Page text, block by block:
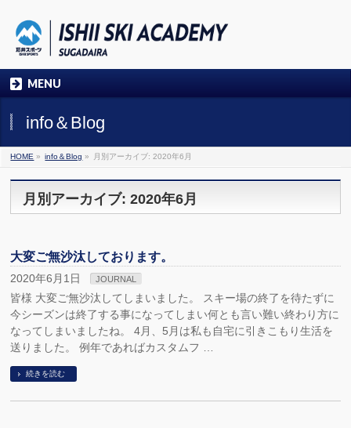
MENU
info＆Blog
HOME » info＆Blog » 月別アーカイブ: 2020年6月
月別アーカイブ: 2020年6月
大変ご無沙汰しております。
2020年6月1日 JOURNAL
皆様 大変ご無沙汰してしまいました。 スキー場の終了を待たずに
今シーズンは終了する事になってしまい何とも言い難い終わり方に
なってしまいましたね。 4月、5月は私も自宅に引きこもり生活を
送りました。 例年であればカスタムフ …
続きを読む